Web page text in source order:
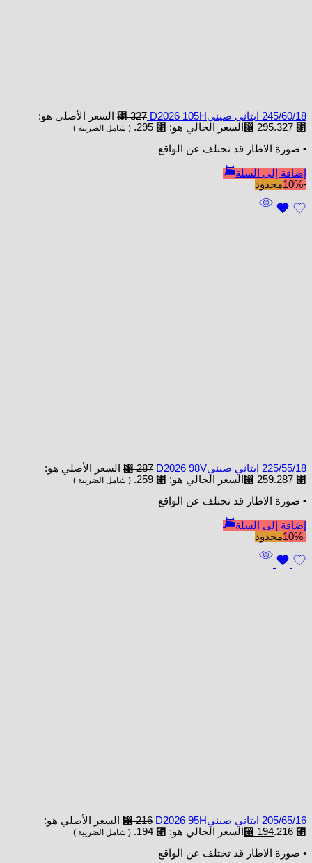
245/60/18 ابتاني صينيD2026 105H ⃁327
السعر الأصلي هو:
⃁ 327.
⃁ 295 السعر الحالي هو: ⃁ 295. ( شامل الضريبة )
• صورة الاطار قد تختلف عن الواقع
إضافة إلى السلة
-10%
محدود
225/55/18 ابتاني صينيD2026 98V ⃁287
السعر الأصلي هو:
⃁ 287.
⃁ 259 السعر الحالي هو: ⃁ 259. ( شامل الضريبة )
• صورة الاطار قد تختلف عن الواقع
إضافة إلى السلة
-10%
محدود
205/65/16 ابتاني صينيD2026 95H ⃁216
السعر الأصلي هو:
⃁ 216.
⃁ 194 السعر الحالي هو: ⃁ 194. ( شامل الضريبة )
• صورة الاطار قد تختلف عن الواقع